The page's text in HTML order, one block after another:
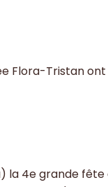
Tristan
4e grande